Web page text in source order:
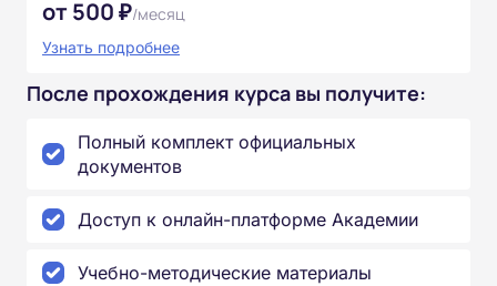
от 500 ₽/месяц
Узнать подробнее
После прохождения курса вы получите:
Полный комплект официальных
документов
Доступ к онлайн-платформе Академии
Учебно-методические материалы